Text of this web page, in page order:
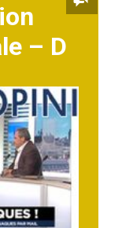
– D